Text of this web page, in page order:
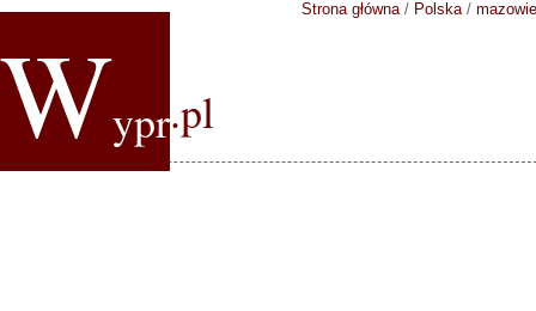
Wypr.pl
Strona główna/ Polska/